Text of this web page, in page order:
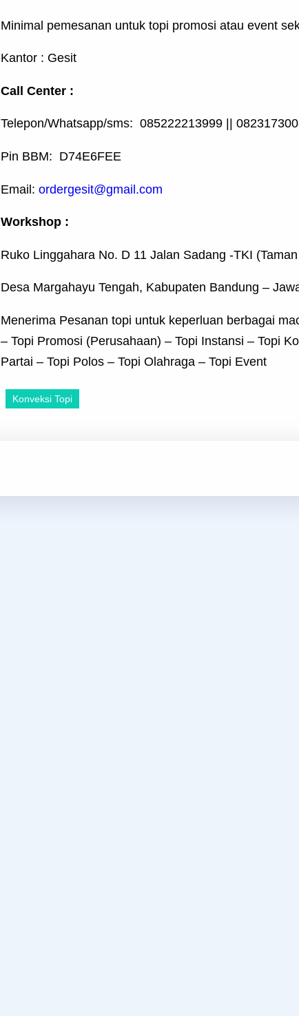
Minimal pemesanan untuk topi promosi atau event
Kantor : Gesit
Call Center :
Telepon/Whatsapp/sms: 085222213999 ||
Pin BBM: D74E6FEE
Email: ordergesit@gmail.com
Workshop :
Ruko Linggahara No. D 11 Jalan Sadang -TKI
Desa Margahayu Tengah, Kabupaten Bandung –
Menerima Pesanan topi untuk keperluan berbagai
– Topi Promosi (Perusahaan) – Topi Instansi – Topi
Partai – Topi Polos – Topi Olahraga – Topi Event
Konveksi Topi